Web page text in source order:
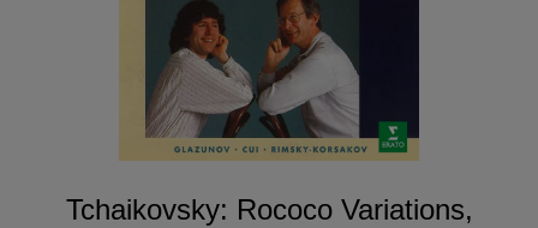
Tchaikovsky: Rococo Variations,